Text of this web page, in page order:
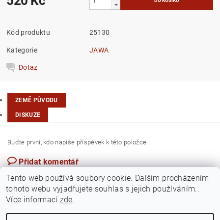
Kód produktu 25130
Kategorie JAWA
Dotaz
ZEMĚ PŮVODU
DISKUZE
Buďte první, kdo napíše příspěvek k této položce.
Přidat komentář
Tento web používá soubory cookie. Dalším procházením
tohoto webu vyjadřujete souhlas s jejich používáním..
Více informací zde.